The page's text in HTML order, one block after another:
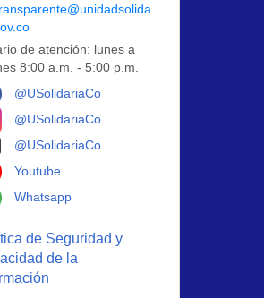
de atención: lunes a
8:00 a.m. - 5:00 p.m.
@USolidariaCo
@USolidariaCo
@USolidariaCo
Youtube
Whatsapp
de Seguridad y
de la